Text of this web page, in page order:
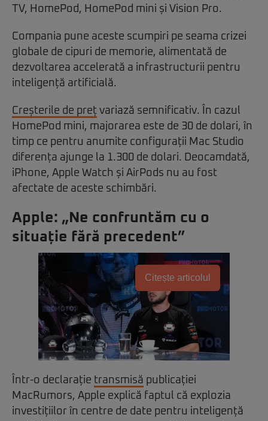
TV, HomePod, HomePod mini și Vision Pro.
Compania pune aceste scumpiri pe seama crizei
globale de cipuri de memorie, alimentată de
dezvoltarea accelerată a infrastructurii pentru
inteligență artificială.
Creșterile de preț variază semnificativ. În cazul
HomePod mini, majorarea este de 30 de dolari, în
timp ce pentru anumite configurații Mac Studio
diferența ajunge la 1.300 de dolari. Deocamdată,
iPhone, Apple Watch și AirPods nu au fost
afectate de aceste schimbări.
Apple: „Ne confruntăm cu o
situație fără precedent”
Citește articolul
Într-o declarație transmisă publicației
MacRumors, Apple explică faptul că explozia
investițiilor în centre de date pentru inteligență